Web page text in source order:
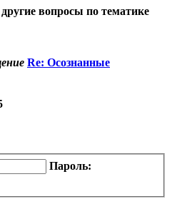
вопросы по тематике
Re: Осознанные
Пароль: